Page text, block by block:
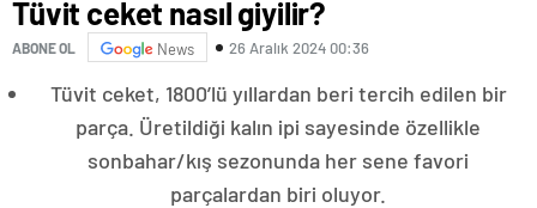
Tüvit ceket nasıl giyilir?
ABONE OL News 26 Aralık 2024 00:36
Tüvit ceket, 1800’lü yıllardan beri tercih edilen bir
parça. Üretildiği kalın ipi sayesinde özellikle
sonbahar/kış sezonunda her sene favori
parçalardan biri oluyor.